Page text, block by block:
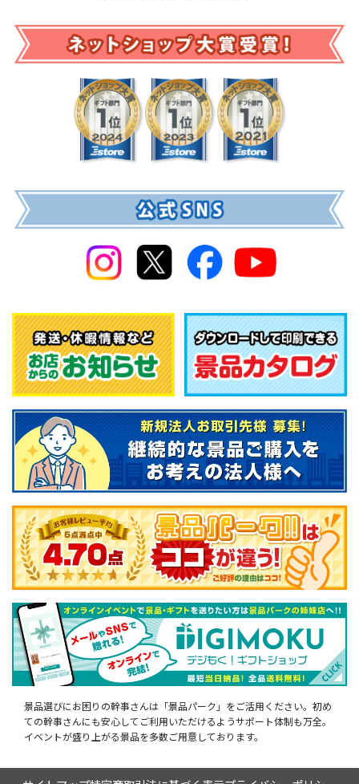
景品選びにお困りの幹事さんは「景品パーク」をご活用ください。初め
ての幹事さんにも安心してご利用いただけるようサポート体制も万全。
イベントが盛り上がる景品を多数ご用意しております。